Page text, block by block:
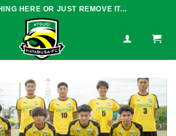
HERE OR JUST REMOVE IT...